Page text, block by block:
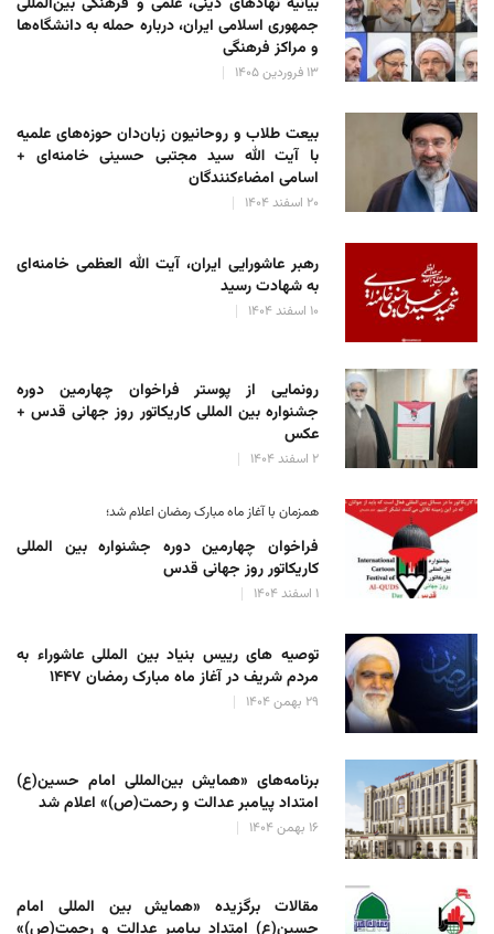
جمهوری اسلامی ایران، درباره حمله به دانشگاه‌ها
و مراکز فرهنگی
۱۳ فروردین ۱۴۰۵
بیعت طلاب و روحانیون زبان‌دان حوزه‌های علمیه
با آیت الله سید مجتبی حسینی خامنه‌ای +
اسامی امضاءکنندگان
۲۰ اسفند ۱۴۰۴
رهبر عاشورایی ایران، آیت الله العظمی خامنه‌ای
به شهادت رسید
۱۰ اسفند ۱۴۰۴
رونمایی از پوستر فراخوان چهارمین دوره
جشنواره بین المللی کاریکاتور روز جهانی قدس +
عکس
۲ اسفند ۱۴۰۴
همزمان با آغاز ماه مبارک رمضان اعلام شد؛
فراخوان چهارمین دوره جشنواره بین المللی
کاریکاتور روز جهانی قدس
۱ اسفند ۱۴۰۴
توصیه های رییس بنیاد بین المللی عاشوراء به
مردم شریف در آغاز ماه مبارک رمضان ۱۴۴۷
۲۹ بهمن ۱۴۰۴
برنامه‌های «همایش بین‌المللی امام حسین(ع)
امتداد پیامبر عدالت و رحمت(ص)» اعلام شد
۱۶ بهمن ۱۴۰۴
مقالات برگزیده «همایش بین المللی امام